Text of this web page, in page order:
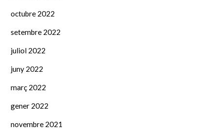
octubre 2022
setembre 2022
juliol 2022
juny 2022
març 2022
gener 2022
novembre 2021